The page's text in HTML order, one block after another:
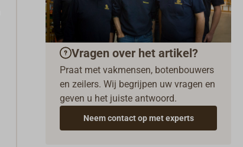
Vragen over het artikel?
Praat met vakmensen, botenbouwers
en zeilers. Wij begrijpen uw vragen en
geven u het juiste antwoord.
Neem contact op met experts